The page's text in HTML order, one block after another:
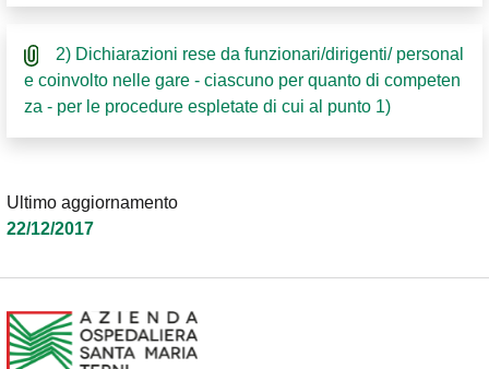
2) Dichiarazioni rese da funzionari/dirigenti/ personal
e coinvolto nelle gare - ciascuno per quanto di competen
za - per le procedure espletate di cui al punto 1)
Ultimo aggiornamento
22/12/2017